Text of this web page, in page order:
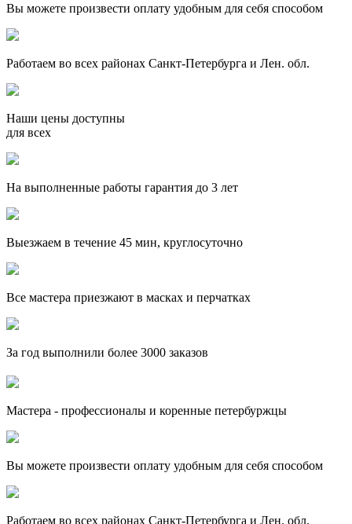
Вы можете произвести оплату удобным для себя способом
Работаем во всех районах Санкт-Петербурга и Лен. обл.
Наши цены доступны
для всех
На выполненные работы гарантия до 3 лет
Выезжаем в течение 45 мин, круглосуточно
Все мастера приезжают в масках и перчатках
За год выполнили более 3000 заказов
Мастера - профессионалы и коренные петербуржцы
Вы можете произвести оплату удобным для себя способом
Работаем во всех районах Санкт-Петербурга и Лен. обл.